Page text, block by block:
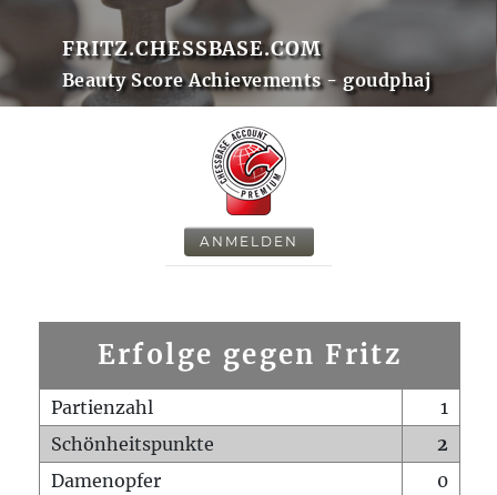
FRITZ.CHESSBASE.COM
Beauty Score Achievements - goudphaj
ANMELDEN
Erfolge gegen Fritz
Partienzahl
1
Schönheitspunkte
2
Damenopfer
0